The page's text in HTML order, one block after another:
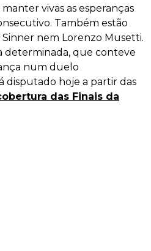
vivas as esperanças
Também estão
Sinner nem Lorenzo Musetti.
determinada, que conteve
num duelo
disputado hoje a partir das
das Finais da